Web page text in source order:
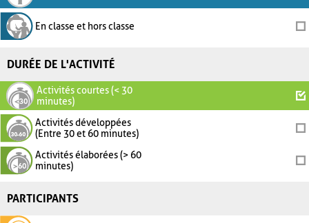
En classe et hors classe
DURÉE DE L'ACTIVITÉ
Activités courtes (< 30
minutes)
Activités développées
(Entre 30 et 60 minutes)
Activités élaborées (> 60
minutes)
PARTICIPANTS